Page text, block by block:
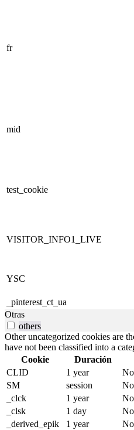
fr
mid
test_cookie
VISITOR_INFO1_LIVE
YSC
_pinterest_ct_ua
Otras
others
Other uncategorized cookies are
have not been classified into a
Cookie
Duración
CLID
1 year
SM
session
_clck
1 year
_clsk
1 day
_derived_epik
1 year